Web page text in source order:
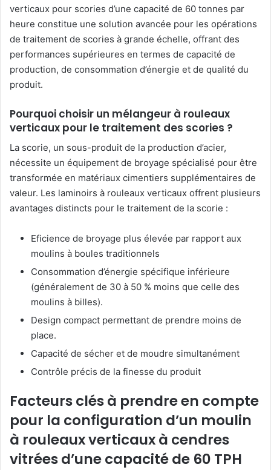
verticaux pour scories d’une capacité de 60 tonnes par
heure constitue une solution avancée pour les opérations
de traitement de scories à grande échelle, offrant des
performances supérieures en termes de capacité de
production, de consommation d’énergie et de qualité du
produit.
Pourquoi choisir un mélangeur à rouleaux
verticaux pour le traitement des scories ?
La scorie, un sous-produit de la production d’acier,
nécessite un équipement de broyage spécialisé pour être
transformée en matériaux cimentiers supplémentaires de
valeur. Les laminoirs à rouleaux verticaux offrent plusieurs
avantages distincts pour le traitement de la scorie :
Eficience de broyage plus élevée par rapport aux
moulins à boules traditionnels
Consommation d’énergie spécifique inférieure
(généralement de 30 à 50 % moins que celle des
moulins à billes).
Design compact permettant de prendre moins de
place.
Capacité de sécher et de moudre simultanément
Contrôle précis de la finesse du produit
Facteurs clés à prendre en compte
pour la configuration d’un moulin
à rouleaux verticaux à cendres
vitrées d’une capacité de 60 TPH